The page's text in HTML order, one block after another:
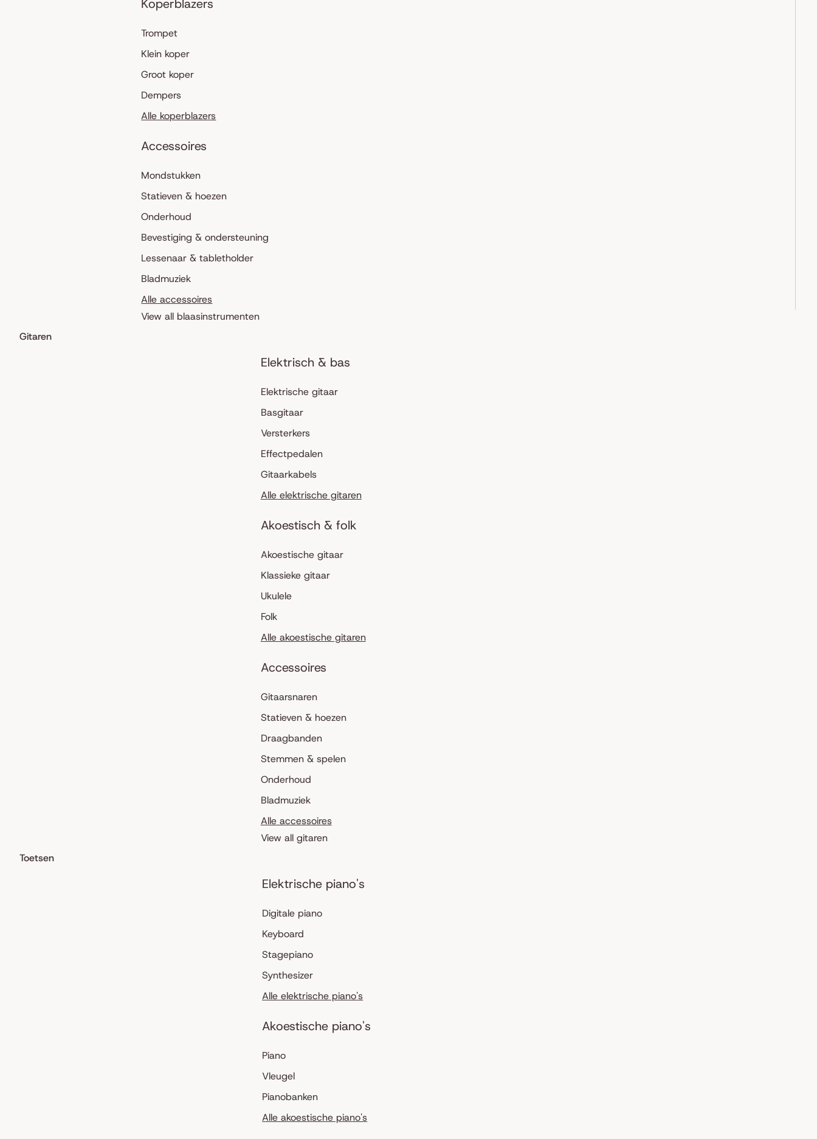
Koperblazers
Trompet
Klein koper
Groot koper
Dempers
Alle koperblazers
Accessoires
Mondstukken
Statieven & hoezen
Onderhoud
Bevestiging & ondersteuning
Lessenaar & tabletholder
Bladmuziek
Alle accessoires
View all blaasinstrumenten
Gitaren
Elektrisch & bas
Elektrische gitaar
Basgitaar
Versterkers
Effectpedalen
Gitaarkabels
Alle elektrische gitaren
Akoestisch & folk
Akoestische gitaar
Klassieke gitaar
Ukulele
Folk
Alle akoestische gitaren
Accessoires
Gitaarsnaren
Statieven & hoezen
Draagbanden
Stemmen & spelen
Onderhoud
Bladmuziek
Alle accessoires
View all gitaren
Toetsen
Elektrische piano's
Digitale piano
Keyboard
Stagepiano
Synthesizer
Alle elektrische piano's
Akoestische piano's
Piano
Vleugel
Pianobanken
Alle akoestische piano's